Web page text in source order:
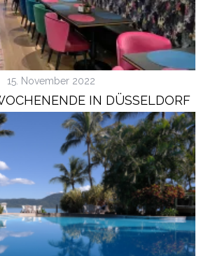
15. November 2022
IN DÜSSELDORF